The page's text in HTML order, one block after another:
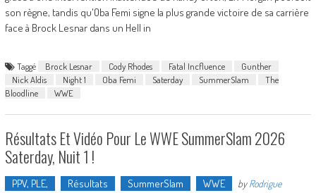
son règne, tandis qu'Oba Femi signe la plus grande victoire de sa carrière
face à Brock Lesnar dans un Hell in
Taggé Brock Lesnar Cody Rhodes Fatal Incfluence
Gunther
Nick Aldis
Night 1 Oba Femi Saterday SummerSlam
The
Bloodline
WWE
Résultats Et Vidéo Pour Le WWE SummerSlam 2026
Saterday, Nuit 1 !
PPV, PLE, Résultats SummerSlam WWE byRodrigue